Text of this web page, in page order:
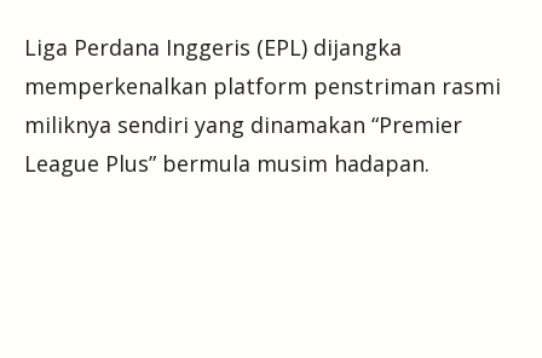
Liga Perdana Inggeris (EPL) dijangka
memperkenalkan platform penstriman rasmi
miliknya sendiri yang dinamakan “Premier
League Plus” bermula musim hadapan.